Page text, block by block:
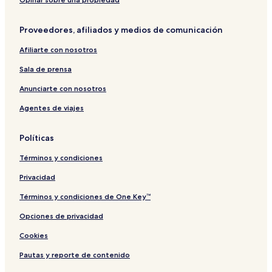
ñ
n
r
o
a
a
s
a
H
g
a
t
e
r
a
P
t
a
d
T
a
x
c
Proveedores, afiliados y medios de comunicación
Afiliarte con nosotros
Sala de prensa
Anunciarte con nosotros
Agentes de viajes
Políticas
Términos y condiciones
Privacidad
Términos y condiciones de One Key™
Opciones de privacidad
Cookies
Pautas y reporte de contenido